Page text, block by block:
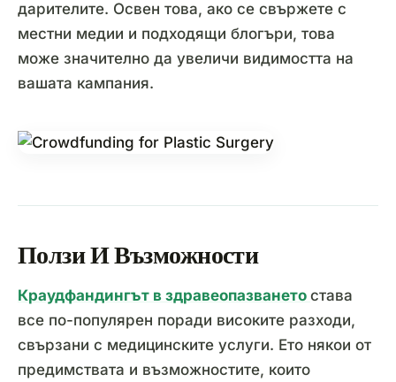
дарителите. Освен това, ако се свържете с
местни медии и подходящи блогъри, това
може значително да увеличи видимостта на
вашата кампания.
Ползи И Възможности
Краудфандингът в здравеопазването става
все по-популярен поради високите разходи,
свързани с медицинските услуги. Ето някои от
предимствата и възможностите, които